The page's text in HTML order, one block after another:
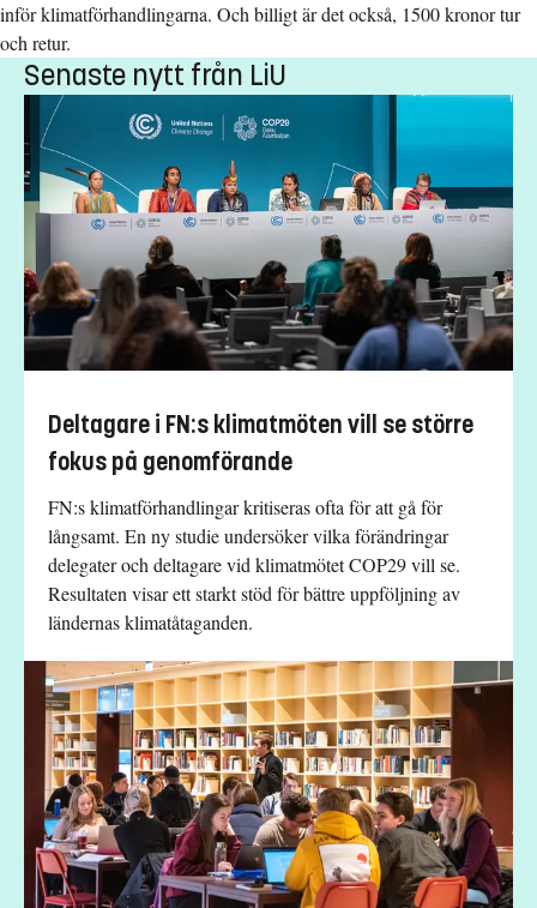
inför klimatförhandlingarna. Och billigt är det också, 1500 kronor tur
och retur.
Senaste nytt från LiU
Deltagare i FN:s klimatmöten vill se större
fokus på genomförande
FN:s klimatförhandlingar kritiseras ofta för att gå för
långsamt. En ny studie undersöker vilka förändringar
delegater och deltagare vid klimatmötet COP29 vill se.
Resultaten visar ett starkt stöd för bättre uppföljning av
ländernas klimatåtaganden.